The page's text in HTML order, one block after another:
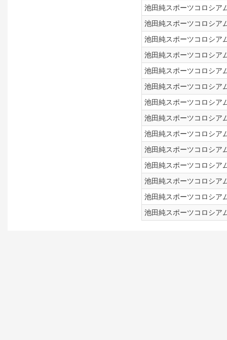
池田純スポーツコロシ
池田純スポーツコロシ
池田純スポーツコロシ
池田純スポーツコロシ
池田純スポーツコロシ
池田純スポーツコロシ
池田純スポーツコロシ
池田純スポーツコロシ
池田純スポーツコロシ
池田純スポーツコロシ
池田純スポーツコロシ
池田純スポーツコロシ
池田純スポーツコロシ
池田純スポーツコロシ